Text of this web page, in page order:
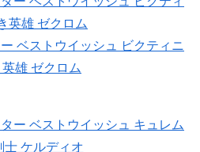
ベストウイッシュ ビクティニ
雄 ゼクロム